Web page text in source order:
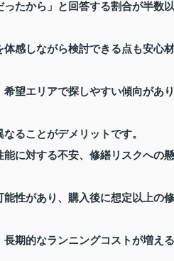
たから」と回答する割合が半数以
感しながら検討できる点も安心材
望エリアで探しやすい傾向があり
ることがデメリットです。
に対する不安、修繕リスクへの懸
性があり、購入後に想定以上の修
期的なランニングコストが増える